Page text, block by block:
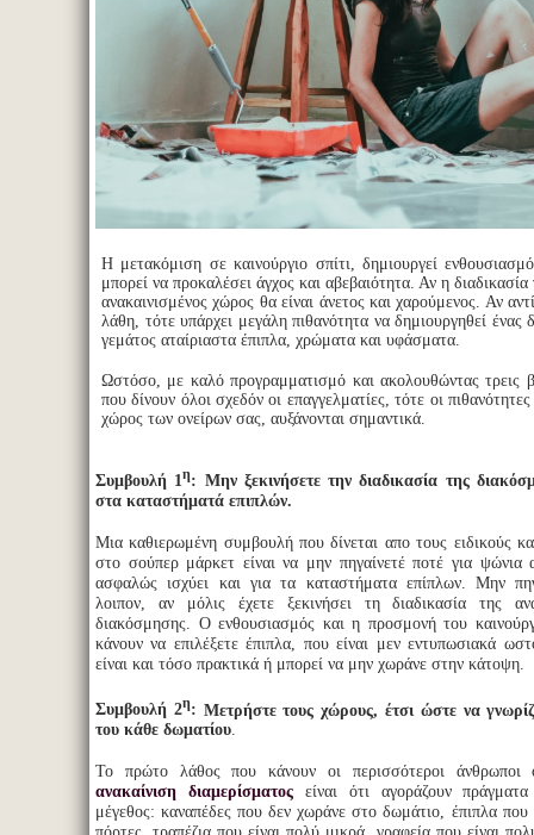
Η μετακόμιση σε καινούργιο σπίτι, δημιουργεί
μπορεί να προκαλέσει άγχος και αβεβαιότητα. Αν η
ανακαινισμένος χώρος θα είναι άνετος και χαρούμενος. Αν
λάθη, τότε υπάρχει μεγάλη πιθανότητα να δημιουργηθεί
γεμάτος αταίριαστα έπιπλα, χρώματα και υφάσματα.
Ωστόσο, με καλό προγραμματισμό και ακολουθώντας τρεις
που δίνουν όλοι σχεδόν οι επαγγελματίες, τότε οι
χώρος των ονείρων σας, αυξάνονται σημαντικά.
Συμβουλή 1η: Μην ξεκινήσετε την διαδικασία της
στα καταστήματά επιπλών.
Μια καθιερωμένη συμβουλή που δίνεται απο τους ειδικούς
στο σούπερ μάρκετ είναι να μην πηγαίνετέ ποτέ για ψώνια
ασφαλώς ισχύει και για τα καταστήματα επίπλων. Μην
λοιπον, αν μόλις έχετε ξεκινήσει τη διαδικασία της
διακόσμησης. Ο ενθουσιασμός και η προσμονή του
κάνουν να επιλέξετε έπιπλα, που είναι μεν εντυπωσιακά
είναι και τόσο πρακτικά ή μπορεί να μην χωράνε στην
Συμβουλή 2η: Μετρήστε τους χώρους, έτσι ώστε να
του κάθε δωματίου.
Το πρώτο λάθος που κάνουν οι περισσότεροι άνθρωποι
ανακαίνιση διαμερίσματοςείναι ότι αγοράζουν
μέγεθος: καναπέδες που δεν χωράνε στο δωμάτιο, έπιπλα που